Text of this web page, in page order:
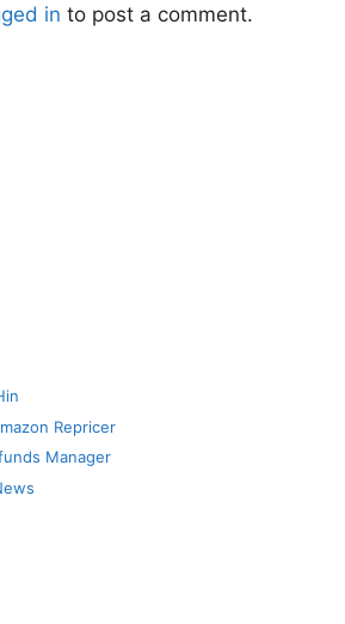
in to post a comment.
Repricer
Manager